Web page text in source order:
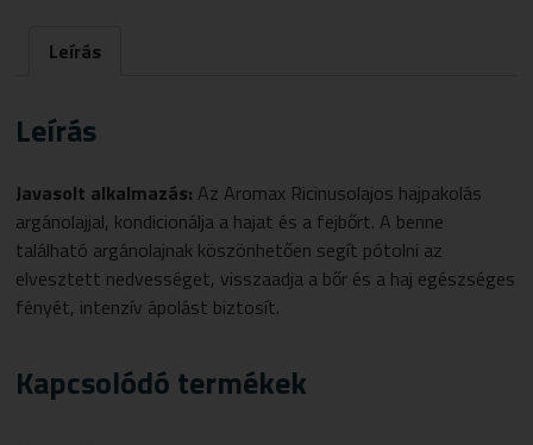
Leírás
Leírás
Javasolt alkalmazás: Az Aromax Ricinusolajos hajpakolás
argánolajjal, kondicionálja a hajat és a fejbőrt. A benne
található argánolajnak köszönhetően segít pótolni az
elvesztett nedvességet, visszaadja a bőr és a haj egészséges
fényét, intenzív ápolást biztosít.
Kapcsolódó termékek